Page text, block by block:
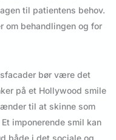
til patientens behov.
om behandlingen og for
bør være det
på et Hollywood smile
til at skinne som
imponerende smil kan